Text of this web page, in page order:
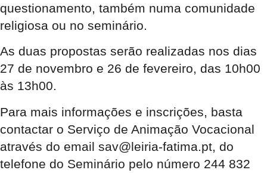
questionamento, também numa comunidade
religiosa ou no seminário.
As duas propostas serão realizadas nos dias
27 de novembro e 26 de fevereiro, das 10h00
às 13h00.
Para mais informações e inscrições, basta
contactar o Serviço de Animação Vocacional
através do email sav@leiria-fatima.pt, do
telefone do Seminário pelo número 244 832